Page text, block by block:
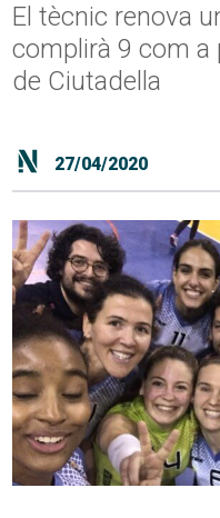
El tècnic renova
complirà 9 com a
de Ciutadella
27/04/2020